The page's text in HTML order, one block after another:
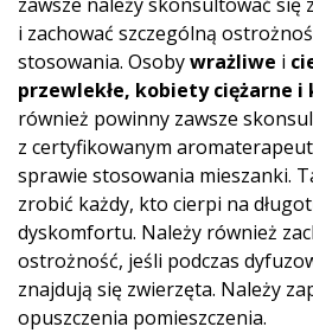
i zachować szczególną
stosowania. Osobywrażliwe i
przewlekłe, kobiety ciężarne
również powinny zawsze
z certyfikowanym
sprawie stosowania mieszanki.
zrobić każdy, kto cierpi na
dyskomfortu. Należy również
ostrożność, jeśli podczas
znajdują się zwierzęta. Należy
opuszczenia pomieszczenia.